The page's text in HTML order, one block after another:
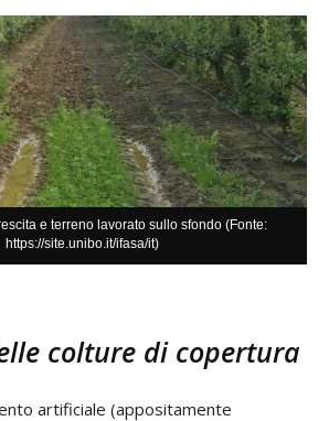
e terreno lavorato sullo sfondo (Fonte:
https://site.unibo.it/ifasa/it)
colture di copertura
artificiale (appositamente